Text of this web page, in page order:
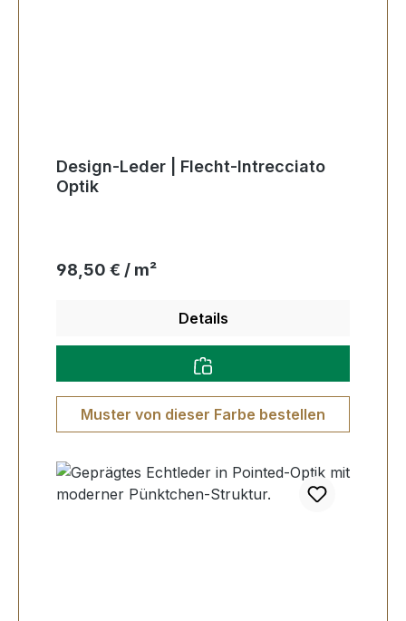
Design-Leder | Flecht-Intrecciato
Optik
Regulärer Preis:
98,50 € / m²
Details
Muster von dieser Farbe bestellen